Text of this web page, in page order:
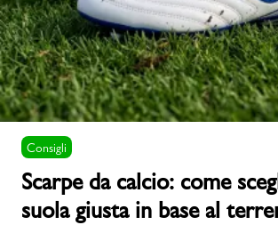
Uomo Bambino
Sport
Consigli
Scarpe da calcio: come
suola giusta in base al